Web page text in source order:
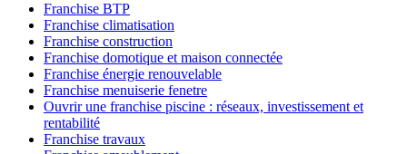
Franchise BTP
Franchise climatisation
Franchise construction
Franchise domotique et maison connectée
Franchise énergie renouvelable
Franchise menuiserie fenetre
Ouvrir une franchise piscine : réseaux, investissement et
rentabilité
Franchise travaux